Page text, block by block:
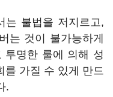
는 불법을 저지르고,
는 것이 불가능하게
투명한 룰에 의해 성
를 가질 수 있게 만드
.